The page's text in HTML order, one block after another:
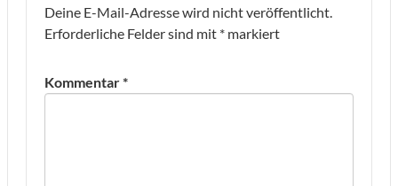
Deine E-Mail-Adresse wird nicht veröffentlicht.
Erforderliche Felder sind mit * markiert
Kommentar*